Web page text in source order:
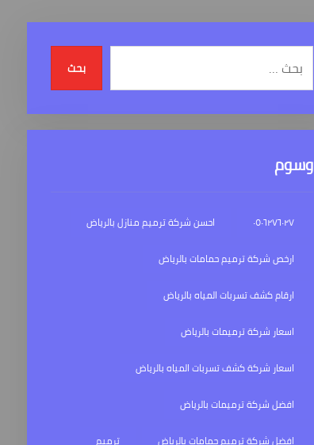
بحث
وسوم
٠٥٠٦٢٧٦٠٢٧
احسن شركة ترميم منازل بالرياض
ارخص شركة ترميم حمامات بالرياض
ارقام كشف تسربات المياه بالرياض
اسعار شركة ترميمات بالرياض
اسعار شركة كشف تسربات المياه بالرياض
افضل شركة ترميمات بالرياض
افضل شركة ترميم حمامات بالرياض
ترميم